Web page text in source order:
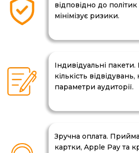
відповідно до
мінімізує ризики.
Індивідуальні
кількість відвідувань,
параметри аудиторії.
Зручна оплата.
картки, Apple Pay та